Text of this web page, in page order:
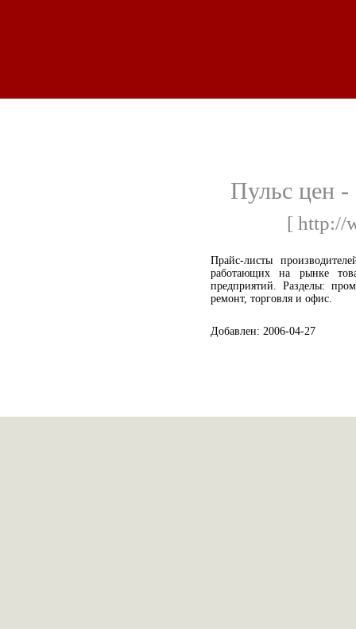
Пульс цен -
[ http://
Прайс-листы
работающих на рынке
предприятий. Разделы:
ремонт, торговля и офис.
Добавлен: 2006-04-27